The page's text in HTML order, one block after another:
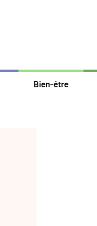
Bien-être